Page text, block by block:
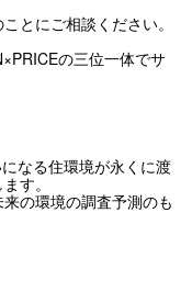
とにご相談ください。
の三位一体でサ
なる住環境が永くに渡
す。
の環境の調査予測のも